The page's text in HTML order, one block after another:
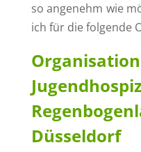
so angenehm wie
ich für die folgende
Jugendhospiz
Düsseldorf